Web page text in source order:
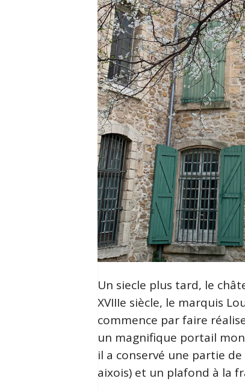
Un siecle plus tard, le
XVIIIe siècle, le marquis
commence par faire
un magnifique portail
il a conservé une partie
aixois) et un plafond à la